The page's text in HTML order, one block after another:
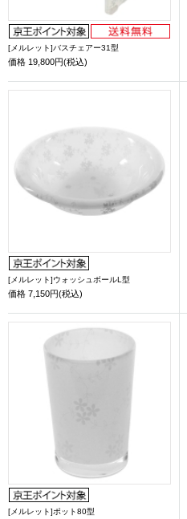
[メルレット]バスチェアー31型
価格 19,800円(税込)
[メルレット]ウォッシュボールL型
価格 7,150円(税込)
[メルレット]ポット80型